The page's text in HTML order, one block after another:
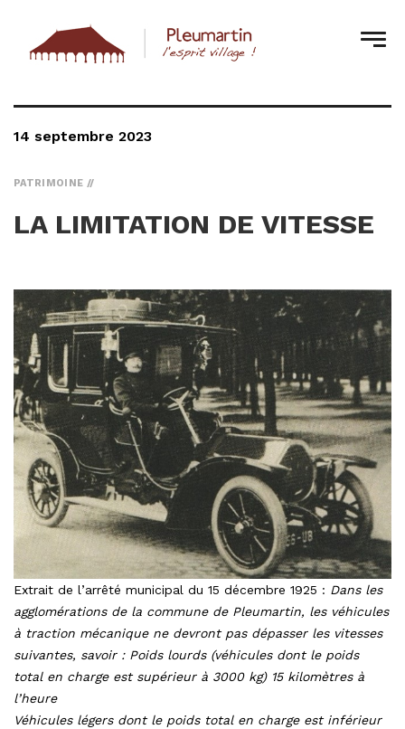
14 septembre 2023
PATRIMOINE
LA LIMITATION DE VITESSE
Extrait de l’arrêté municipal du 15 décembre 1925 : Dans les
agglomérations de la commune de Pleumartin, les véhicules
à traction mécanique ne devront pas dépasser les vitesses
suivantes, savoir : Poids lourds (véhicules dont le poids
total en charge est supérieur à 3000 kg) 15 kilomètres à
l’heure
Véhicules légers dont le poids total en charge est inférieur